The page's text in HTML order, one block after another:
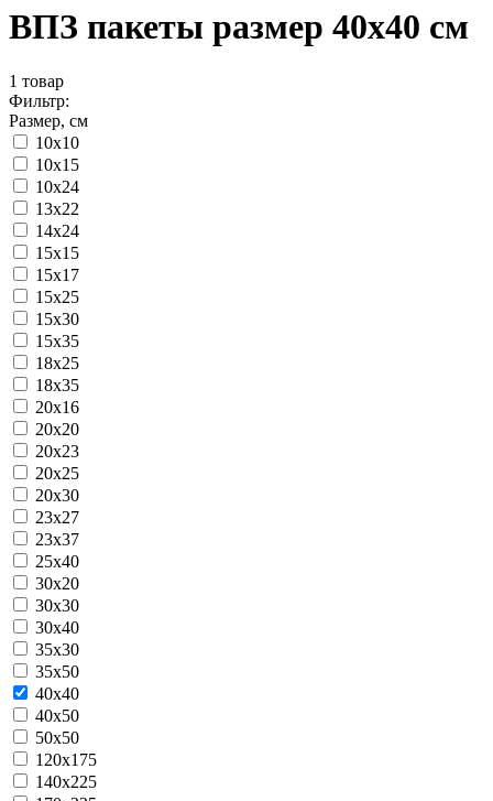
ВПЗ пакеты размер 40x40 см
1 товар
Фильтр:
Размер, см
10x10
10x15
10x24
13x22
14x24
15x15
15x17
15x25
15x30
15x35
18x25
18x35
20x16
20x20
20x23
20x25
20x30
23x27
23x37
25x40
30x20
30x30
30x40
35x30
35x50
40x40
40x50
50x50
120х175
140х225